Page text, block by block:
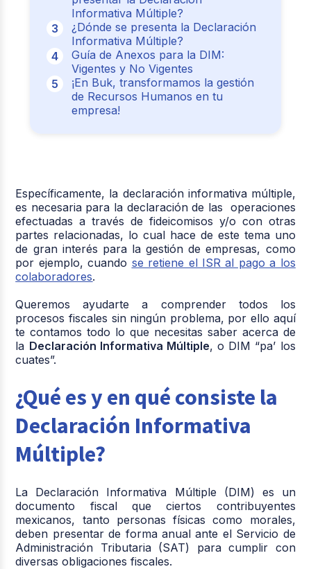
Informativa Múltiple?
¿Dónde se presenta la Declaración
Informativa Múltiple?
Guía de Anexos para la DIM:
Vigentes y No Vigentes
¡En Buk, transformamos la gestión
de Recursos Humanos en tu
empresa!
Específicamente, la declaración informativa múltiple,
es necesaria para la declaración de las operaciones
efectuadas a través de fideicomisos y/o con otras
partes relacionadas, lo cual hace de este tema uno
de gran interés para la gestión de empresas, como
por ejemplo, cuando se retiene el ISR al pago a los
colaboradores.
Queremos ayudarte a comprender todos los
procesos fiscales sin ningún problema, por ello aquí
te contamos todo lo que necesitas saber acerca de
la Declaración Informativa Múltiple, o DIM “pa’ los
cuates”.
¿Qué es y en qué consiste la
Declaración Informativa
Múltiple?
La Declaración Informativa Múltiple (DIM) es un
documento fiscal que ciertos contribuyentes
mexicanos, tanto personas físicas como morales,
deben presentar de forma anual ante el Servicio de
Administración Tributaria (SAT) para cumplir con
diversas obligaciones fiscales.